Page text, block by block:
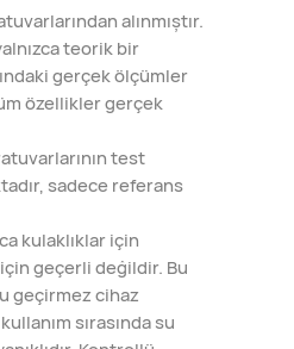
alınmıştır.
teorik bir
gerçek ölçümler
özellikler gerçek
test
sadece referans
kulaklıklar için
geçerli değildir. Bu
geçirmez cihaz
sırasında su